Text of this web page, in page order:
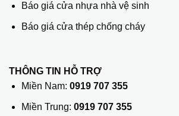
Báo giá cửa nhựa nhà vệ sinh
Báo giá cửa thép chống cháy
THÔNG TIN HỖ TRỢ
Miền Nam: 0919 707 355
Miền Trung: 0919 707 355